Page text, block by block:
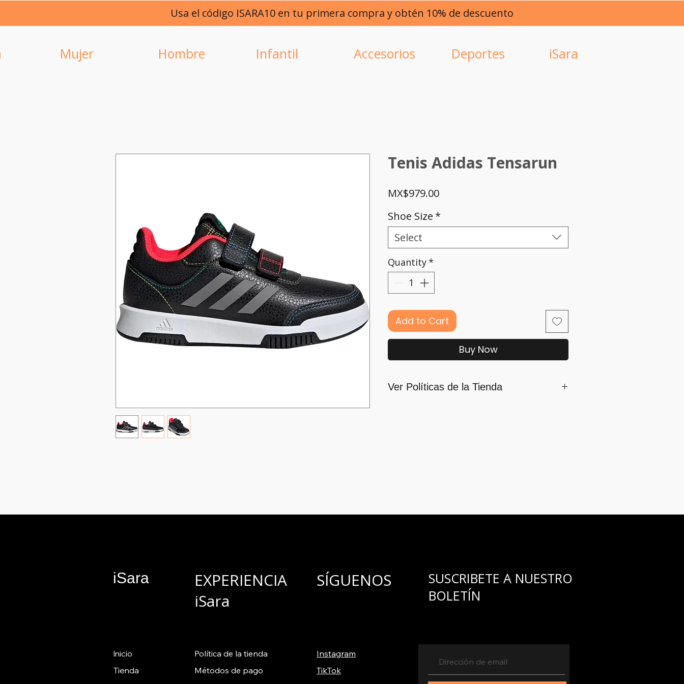
Usa el código ISARA10 en tu primera compra y obtén 10% de descuento
Mujer Hombre Infantil Accesorios Deportes iSara
Tenis Adidas Tensarun
MX$979.00Price
Shoe Size *
Select
Quantity*
Add to Cart
Buy Now
Ver Políticas de la Tienda
iSara
EXPERIENCIA
iSara
SÍGUENOS
SUSCRIBETE A NUESTRO
BOLETÍN
Inicio
Tienda
Política de la tienda
Métodos de pago
Instagram
TikTok